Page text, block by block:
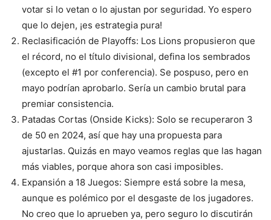
votar si lo vetan o lo ajustan por seguridad. Yo espero
que lo dejen, ¡es estrategia pura!
Reclasificación de Playoffs: Los Lions propusieron que
el récord, no el título divisional, defina los sembrados
(excepto el #1 por conferencia). Se pospuso, pero en
mayo podrían aprobarlo. Sería un cambio brutal para
premiar consistencia.
Patadas Cortas (Onside Kicks): Solo se recuperaron 3
de 50 en 2024, así que hay una propuesta para
ajustarlas. Quizás en mayo veamos reglas que las hagan
más viables, porque ahora son casi imposibles.
Expansión a 18 Juegos: Siempre está sobre la mesa,
aunque es polémico por el desgaste de los jugadores.
No creo que lo aprueben ya, pero seguro lo discutirán